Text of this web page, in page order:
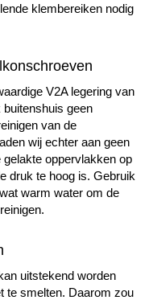
klembereiken nodig
V2A legering van
geen
van de
wij echter aan geen
oppervlakken op
druk te hoog is. Gebruik
warm water om de
uitstekend worden
te smelten. Daarom zou